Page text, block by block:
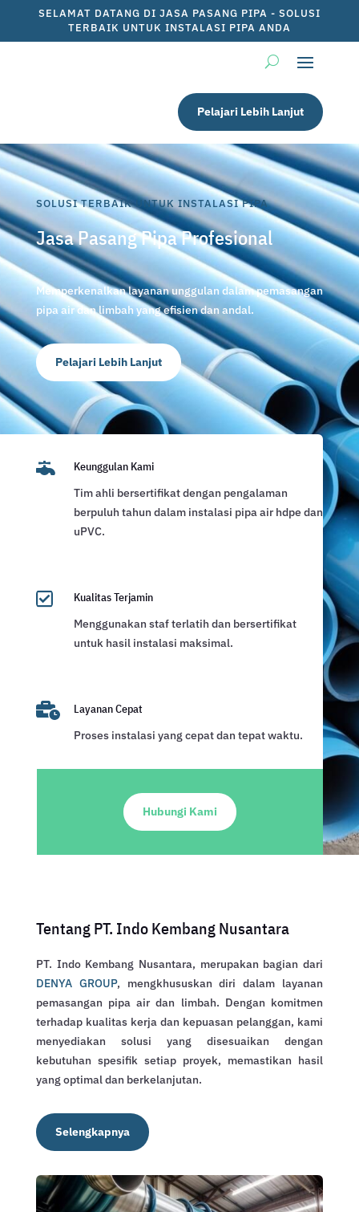
SELAMAT DATANG DI JASA PASANG PIPA - SOLUSI
TERBAIK UNTUK INSTALASI PIPA ANDA
Pelajari Lebih Lanjut
SOLUSI TERBAIK UNTUK INSTALASI PIPA
Jasa Pasang Pipa Profesional
Memperkenalkan layanan unggulan dalam pemasangan
pipa air dan limbah yang efisien dan andal.
Pelajari Lebih Lanjut

Keunggulan Kami
Tim ahli bersertifikat dengan pengalaman
berpuluh tahun dalam instalasi pipa air hdpe dan
uPVC.

Kualitas Terjamin
Menggunakan staf terlatih dan bersertifikat
untuk hasil instalasi maksimal.

Layanan Cepat
Proses instalasi yang cepat dan tepat waktu.
Hubungi Kami
Tentang PT. Indo Kembang Nusantara
PT. Indo Kembang Nusantara, merupakan bagian dari
DENYA GROUP, mengkhususkan diri dalam layanan
pemasangan pipa air dan limbah. Dengan komitmen
terhadap kualitas kerja dan kepuasan pelanggan, kami
menyediakan solusi yang disesuaikan dengan
kebutuhan spesifik setiap proyek, memastikan hasil
yang optimal dan berkelanjutan.
Selengkapnya